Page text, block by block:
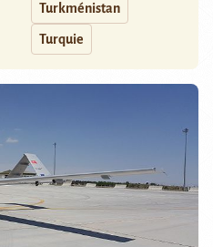
Turkménistan
Turquie